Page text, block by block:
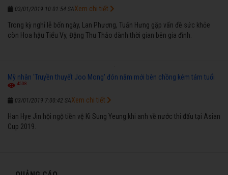
03/01/2019 10:01:54 SA
Trong kỳ nghỉ lễ bốn ngày, Lan Phương, Tuấn Hưng gặp vấn đề sức khỏe
còn Hoa hậu Tiểu Vy, Đặng Thu Thảo dành thời gian bên gia đình.
Xem chi tiết
Mỹ nhân 'Truyền thuyết Joo Mong' đón năm mới bên chồng kém tám tuổi
4508
03/01/2019 7:00:42 SA
Han Hye Jin hội ngộ tiền vệ Ki Sung Yeung khi anh về nước thi đấu tại Asian
Cup 2019.
Xem chi tiết